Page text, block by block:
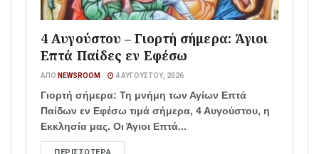
4 Αυγούστου – Γιορτή σήμερα: Άγιοι
Επτά Παίδες εν Εφέσω
ΑΠΌ NEWSROOM 4 ΑΥΓΟΎΣΤΟΥ, 2026
Γιορτή σήμερα: Τη μνήμη των Αγίων Επτά
Παίδων εν Εφέσω τιμά σήμερα, 4 Αυγούστου, η
Εκκλησία μας. Οι Άγιοι Επτά...